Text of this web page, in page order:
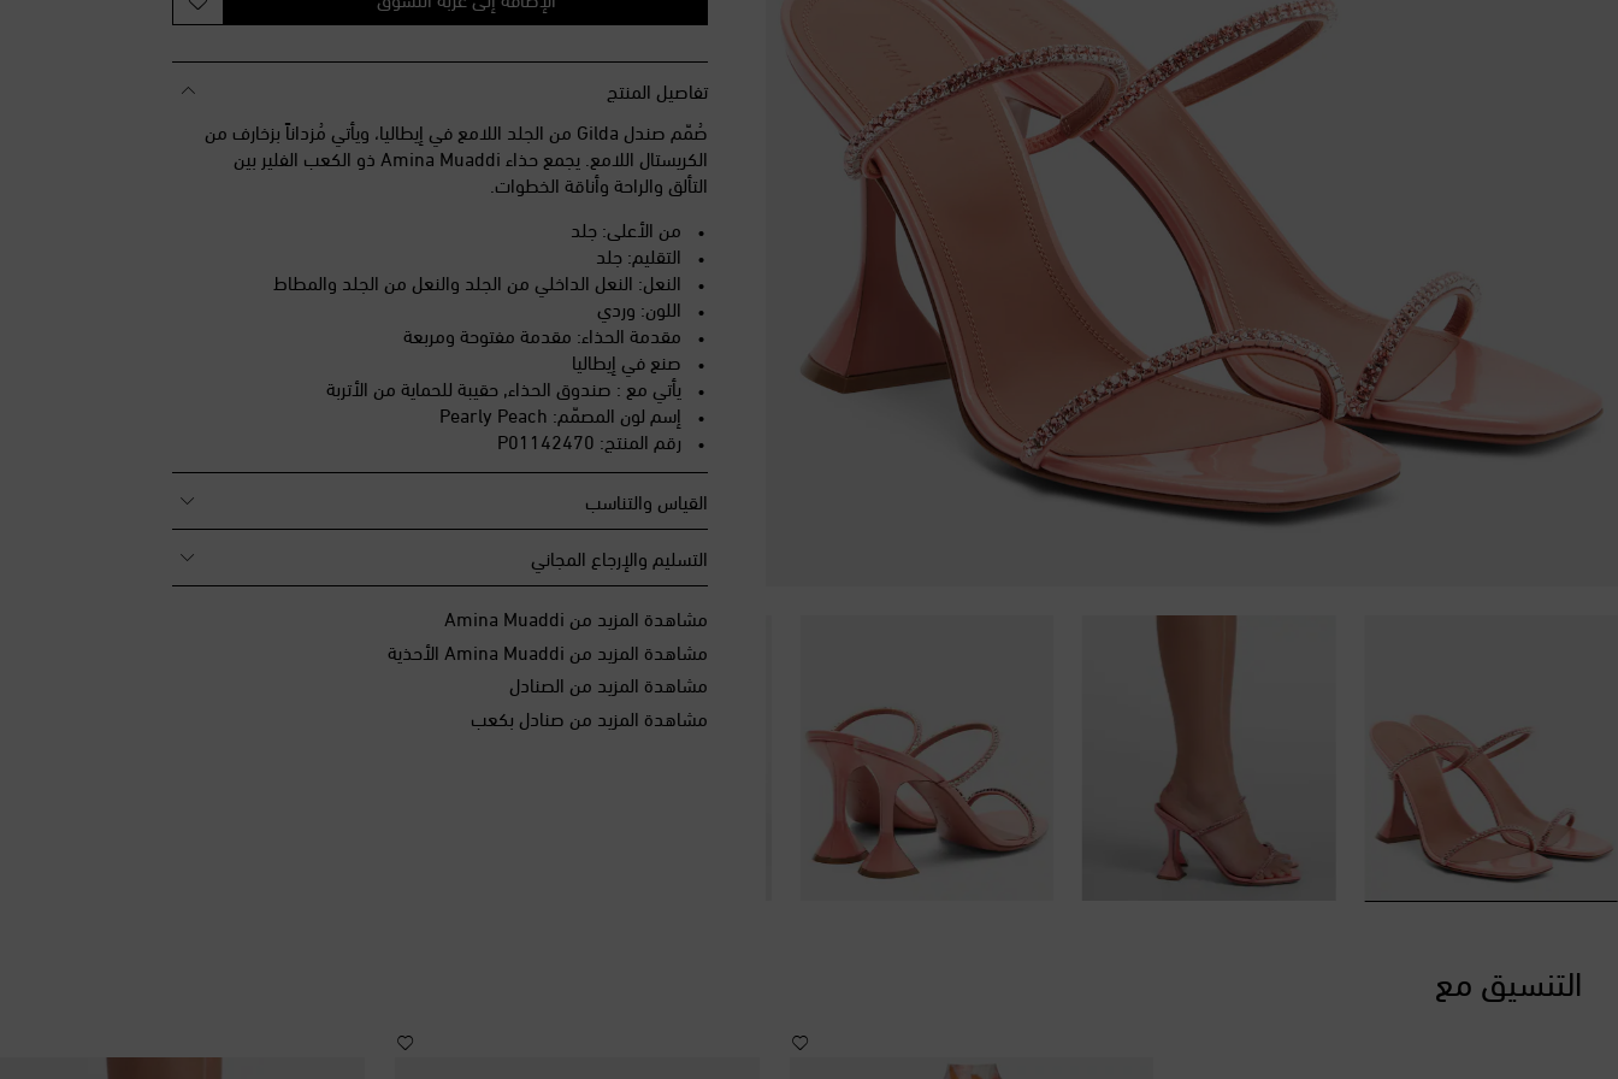
EU 40 أضف إلى قائمة الأمنيات
EU 40.5 القطعة الأخيرة
EU 41 أضف إلى قائمة الأمنيات
EU 41.5 أضف إلى قائمة الأمنيات
EU 42 أضف إلى قائمة الأمنيات
تفاصيل المنتج
صُمّم صندل Gilda من الجلد اللامع في إيطاليا، ويأتي مُزداناً بزخارف من
الكريستال اللامع. يجمع حذاء Amina Muaddi ذو الكعب الفلير بين
التألق والراحة وأناقة الخطوات.
من الأعلى: جلد
التقليم: جلد
النعل: النعل الداخلي من الجلد والنعل من الجلد والمطاط
اللون: وردي
مقدمة الحذاء: مقدمة مفتوحة ومربعة
صنع في إيطاليا
يأتي مع : صندوق الحذاء, حقيبة للحماية من الأتربة
إسم لون المصمّم: Pearly Peach
رقم المنتج: P01142470
القياس والتناسب
التسليم والإرجاع المجاني
مشاهدة المزيد من Amina Muaddi
مشاهدة المزيد من Amina Muaddi الأحذية
مشاهدة المزيد من الصنادل
مشاهدة المزيد من صنادل بكعب
التنسيق مع